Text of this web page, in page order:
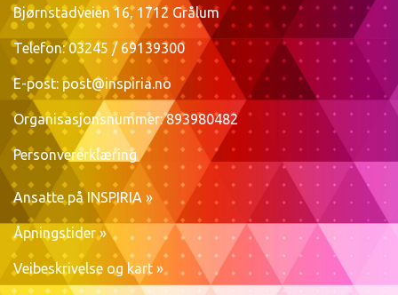
Bjørnstadveien 16, 1712 Grålum
Telefon: 03245 / 69139300
E-post: post@inspiria.no
Organisasjonsnummer: 893980482
Personvererklæring
Ansatte på INSPIRIA »
Åpningstider »
Veibeskrivelse og kart »